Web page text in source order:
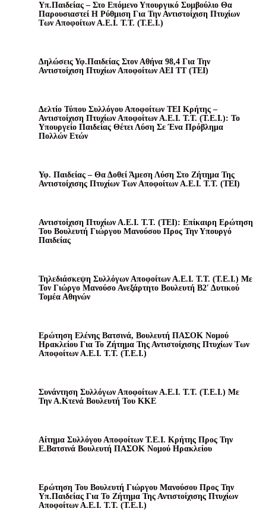
Υπ.Παιδείας – Στο Επόμενο Υπουργικό Συμβούλιο Θα
Παρουσιαστεί Η Ρύθμιση Για Την Αντιστοίχιση Πτυχίων
Των Αποφοίτων Α.Ε.Ι. Τ.Τ. (Τ.Ε.Ι.)
Δηλώσεις Υφ.Παιδείας Στον Αθήνα 98,4 Για Την
Αντιστοίχιση Πτυχίων Αποφοίτων ΑΕΙ ΤΤ (ΤΕΙ)
Δελτίο Τύπου Συλλόγου Αποφοίτων ΤΕΙ Κρήτης –
Αντιστοίχιση Πτυχίων Αποφοίτων Α.Ε.Ι. Τ.Τ. (Τ.Ε.Ι.): Το
Υπουργείο Παιδείας Θέτει Λύση Σε Ένα Πρόβλημα
Πολλών Ετών
Υφ. Παιδείας – Θα Δοθεί Άμεση Λύση Στο Ζήτημα Της
Αντιστοίχισης Πτυχίων Των Αποφοίτων Α.Ε.Ι. Τ.Τ. (ΤΕΙ)
Αντιστοίχιση Πτυχίων Α.Ε.Ι. Τ.Τ. (ΤΕΙ): Επίκαιρη Ερώτηση
Του Βουλευτή Γιώργου Μανούσου Προς Την Υπουργό
Παιδείας
Τηλεδιάσκεψη Συλλόγων Αποφοίτων Α.Ε.Ι. Τ.Τ. (Τ.Ε.Ι.) Με
Τον Γιώργο Μανούσο Ανεξάρτητο Βουλευτή Β2′ Δυτικού
Τομέα Αθηνών
Ερώτηση Ελένης Βατσινά, Βουλευτή ΠΑΣΟΚ Νομού
Ηρακλείου Για Το Ζήτημα Της Αντιστοίχισης Πτυχίων Των
Αποφοίτων Α.Ε.Ι. Τ.Τ. (Τ.Ε.Ι.)
Συνάντηση Συλλόγων Αποφοίτων Α.Ε.Ι. Τ.Τ. (Τ.Ε.Ι.) Με
Την Α.Κτενά Βουλευτή Του ΚΚΕ
Αίτημα Συλλόγου Αποφοίτων Τ.Ε.Ι. Κρήτης Προς Την
Ε.Βατσινά Βουλευτή ΠΑΣΟΚ Νομού Ηρακλείου
Ερώτηση Του Βουλευτή Γιώργου Μανούσου Προς Την
Υπ.Παιδείας Για Το Ζήτημα Της Αντιστοίχισης Πτυχίων
Αποφοίτων Α.Ε.Ι. Τ.Τ. (Τ.Ε.Ι.)